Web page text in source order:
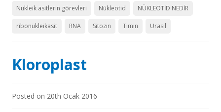
Nükleik asitlerin görevleri Nükleotid NÜKLEOTİD NEDİR
ribonükleikasit RNA Sitozin Timin Urasil
Kloroplast
Posted on 20th Ocak 2016